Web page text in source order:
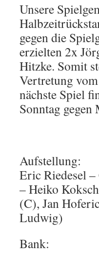
Unsere
gegen die
erzielten 2x
Hitzke. Somit
Vertretung
nächste Spiel
Sonntag
Aufstellung:
Eric Riedesel –
– Heiko
(C), Jan
Ludwig)
Bank: